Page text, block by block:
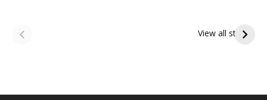
View all stories
పితృదేవతల ఆశీర్వాదం
ఇంద్రకీలాద్రి గిరి ప్రదక్షిణ